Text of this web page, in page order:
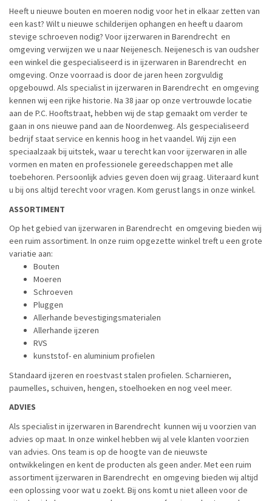
Heeft u nieuwe bouten en moeren nodig voor het in elkaar zetten van
een kast? Wilt u nieuwe schilderijen ophangen en heeft u daarom
stevige schroeven nodig? Voor ijzerwaren in Barendrecht en
omgeving verwijzen we u naar Neijenesch. Neijenesch is van oudsher
een winkel die gespecialiseerd is in ijzerwaren in Barendrecht en
omgeving. Onze voorraad is door de jaren heen zorgvuldig
opgebouwd. Als specialist in ijzerwaren in Barendrecht en omgeving
kennen wij een rijke historie. Na 38 jaar op onze vertrouwde locatie
aan de P.C. Hooftstraat, hebben wij de stap gemaakt om verder te
gaan in ons nieuwe pand aan de Noordenweg. Als gespecialiseerd
bedrijf staat service en kennis hoog in het vaandel. Wij zijn een
speciaalzaak bij uitstek, waar u terecht kan voor ijzerwaren in alle
vormen en maten en professionele gereedschappen met alle
toebehoren. Persoonlijk advies geven doen wij graag. Uiteraard kunt
u bij ons altijd terecht voor vragen. Kom gerust langs in onze winkel.
ASSORTIMENT
Op het gebied van ijzerwaren in Barendrecht en omgeving bieden wij
een ruim assortiment. In onze ruim opgezette winkel treft u een grote
variatie aan:
Bouten
Moeren
Schroeven
Pluggen
Allerhande bevestigingsmaterialen
Allerhande ijzeren
RVS
kunststof- en aluminium profielen
Standaard ijzeren en roestvast stalen profielen. Scharnieren,
paumelles, schuiven, hengen, stoelhoeken en nog veel meer.
ADVIES
Als specialist in ijzerwaren in Barendrecht kunnen wij u voorzien van
advies op maat. In onze winkel hebben wij al vele klanten voorzien
van advies. Ons team is op de hoogte van de nieuwste
ontwikkelingen en kent de producten als geen ander. Met een ruim
assortiment ijzerwaren in Barendrecht en omgeving bieden wij altijd
een oplossing voor wat u zoekt. Bij ons komt u niet alleen voor de